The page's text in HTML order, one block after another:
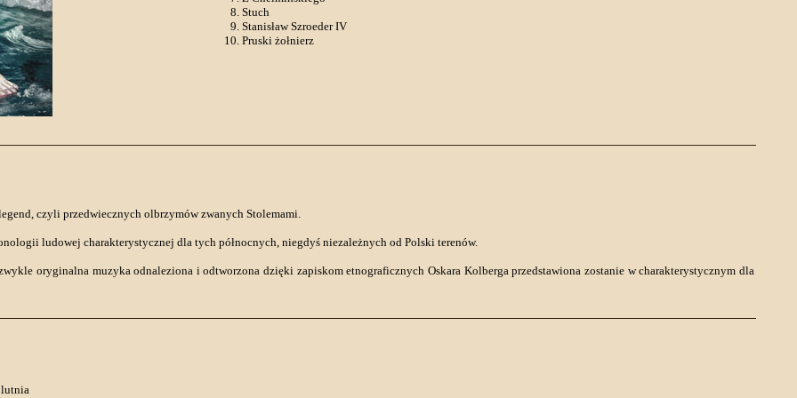
Stuch
Stanisław Szroeder IV
Pruski żołnierz
czyli przedwiecznych olbrzymów zwanych Stolemami.
ludowej charakterystycznej dla tych północnych, niegdyś niezależnych od Polski terenów.
oryginalna muzyka odnaleziona i odtworzona dzięki zapiskom etnograficznych Oskara Kolberga przedstawiona zostanie w charakterystycznym dla
lutnia